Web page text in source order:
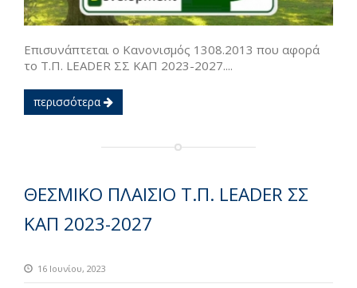
Επισυνάπτεται ο Κανονισμός 1308.2013 που αφορά
το Τ.Π. LEADER ΣΣ ΚΑΠ 2023-2027....
περισσότερα
ΘΕΣΜΙΚΟ ΠΛΑΙΣΙΟ Τ.Π. LEADER ΣΣ
ΚΑΠ 2023-2027
16 Ιουνίου, 2023